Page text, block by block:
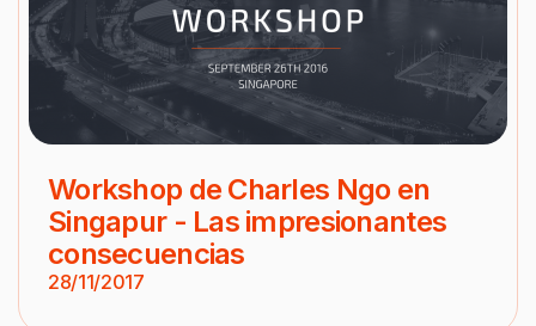
Workshop de Charles Ngo en
Singapur - Las impresionantes
consecuencias
28/11/2017